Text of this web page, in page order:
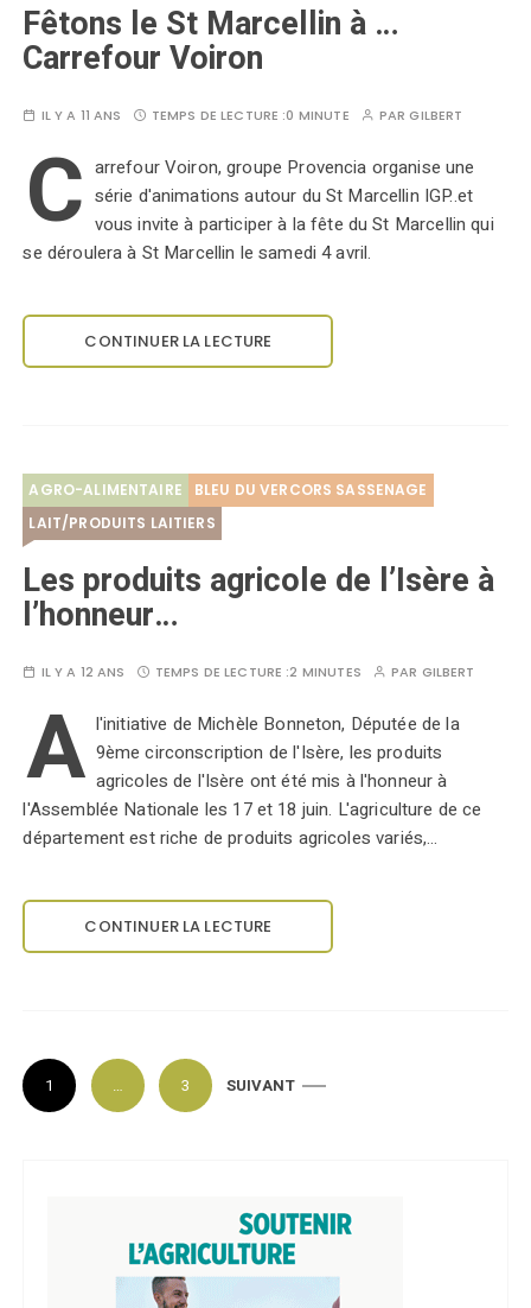
Fêtons le St Marcellin à …
Carrefour Voiron
IL Y A 11 ANS TEMPS DE LECTURE :0 MINUTE PARGILBERT
C arrefour Voiron, groupe Provencia organise une
série d'animations autour du St Marcellin IGP..et
vous invite à participer à la fête du St Marcellin qui
se déroulera à St Marcellin le samedi 4 avril.
CONTINUER LA LECTURE
AGRO-ALIMENTAIRE
BLEU DU VERCORS SASSENAGE
LAIT/PRODUITS LAITIERS
Les produits agricole de l’Isère à
l’honneur…
IL Y A 12 ANS TEMPS DE LECTURE :2 MINUTES PAR GILBERT
A l'initiative de Michèle Bonneton, Députée de la
9ème circonscription de l'Isère, les produits
agricoles de l'Isère ont été mis à l'honneur à
l'Assemblée Nationale les 17 et 18 juin. L'agriculture de ce
département est riche de produits agricoles variés,…
CONTINUER LA LECTURE
P
a 1 … 3 SUIVANT